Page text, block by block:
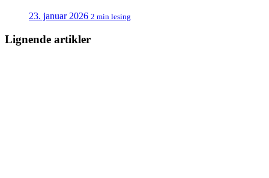
23. januar 2026 2 min lesing
Lignende artikler